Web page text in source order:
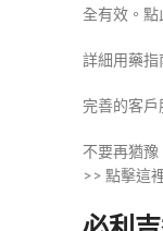
全有效。
詳細用藥指
完善的客戶
不要再猶
>> 點擊這